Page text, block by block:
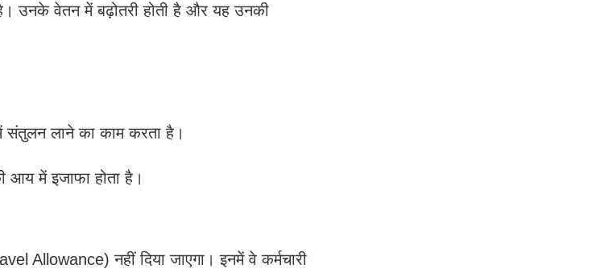
है। उनके वेतन में बढ़ोतरी होती है और यह उनकी
संतुलन लाने का काम करता है।
आय में इजाफा होता है।
Allowance) नहीं दिया जाएगा। इनमें वे कर्मचारी